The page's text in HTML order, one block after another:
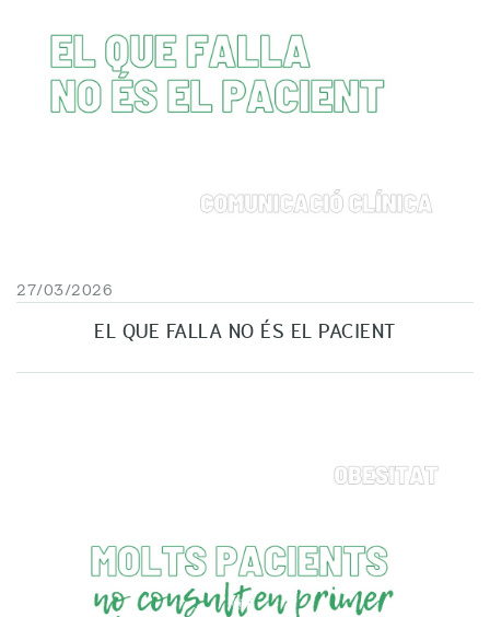
27/03/2026
EL QUE FALLA NO ÉS EL PACIENT